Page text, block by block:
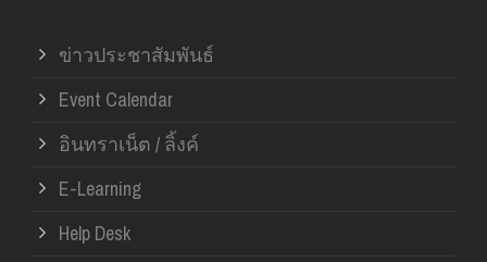
ข่าวประชาสัมพันธ์
Event Calendar
อินทราเน็ต / ลิ้งค์
E-Learning
Help Desk